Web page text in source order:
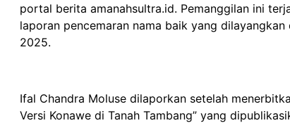
portal berita amanahsultra.id. Pemanggilan ini
laporan pencemaran nama baik yang
2025.
Ifal Chandra Moluse dilaporkan setelah
Versi Konawe di Tanah Tambang” yang